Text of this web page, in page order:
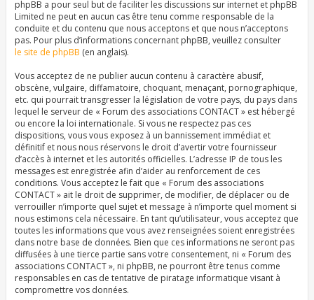
phpBB a pour seul but de faciliter les discussions sur internet et phpBB
Limited ne peut en aucun cas être tenu comme responsable de la
conduite et du contenu que nous acceptons et que nous n’acceptons
pas. Pour plus d’informations concernant phpBB, veuillez consulter
le site de phpBB (en anglais).
Vous acceptez de ne publier aucun contenu à caractère abusif,
obscène, vulgaire, diffamatoire, choquant, menaçant, pornographique,
etc. qui pourrait transgresser la législation de votre pays, du pays dans
lequel le serveur de « Forum des associations CONTACT » est hébergé
ou encore la loi internationale. Si vous ne respectez pas ces
dispositions, vous vous exposez à un bannissement immédiat et
définitif et nous nous réservons le droit d’avertir votre fournisseur
d’accès à internet et les autorités officielles. L’adresse IP de tous les
messages est enregistrée afin d’aider au renforcement de ces
conditions. Vous acceptez le fait que « Forum des associations
CONTACT » ait le droit de supprimer, de modifier, de déplacer ou de
verrouiller n’importe quel sujet et message à n’importe quel moment si
nous estimons cela nécessaire. En tant qu’utilisateur, vous acceptez que
toutes les informations que vous avez renseignées soient enregistrées
dans notre base de données. Bien que ces informations ne seront pas
diffusées à une tierce partie sans votre consentement, ni « Forum des
associations CONTACT », ni phpBB, ne pourront être tenus comme
responsables en cas de tentative de piratage informatique visant à
compromettre vos données.